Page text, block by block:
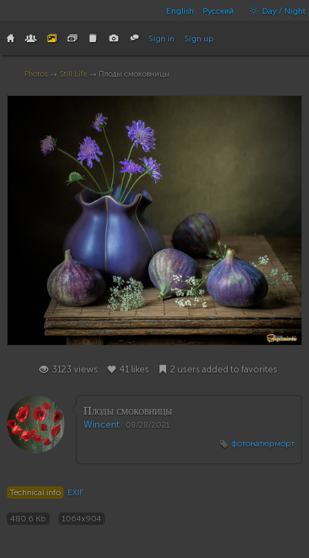
English Русский Day / Night
Sign in Sign up
Photos → Still Life → Плоды смоковницы
3123 views 41 likes 2 users added to favorites
Плоды смоковницы
Wincent 08/28/2021
фотонатюрморт
Technical info EXIF
480.6 Kb 1064x904